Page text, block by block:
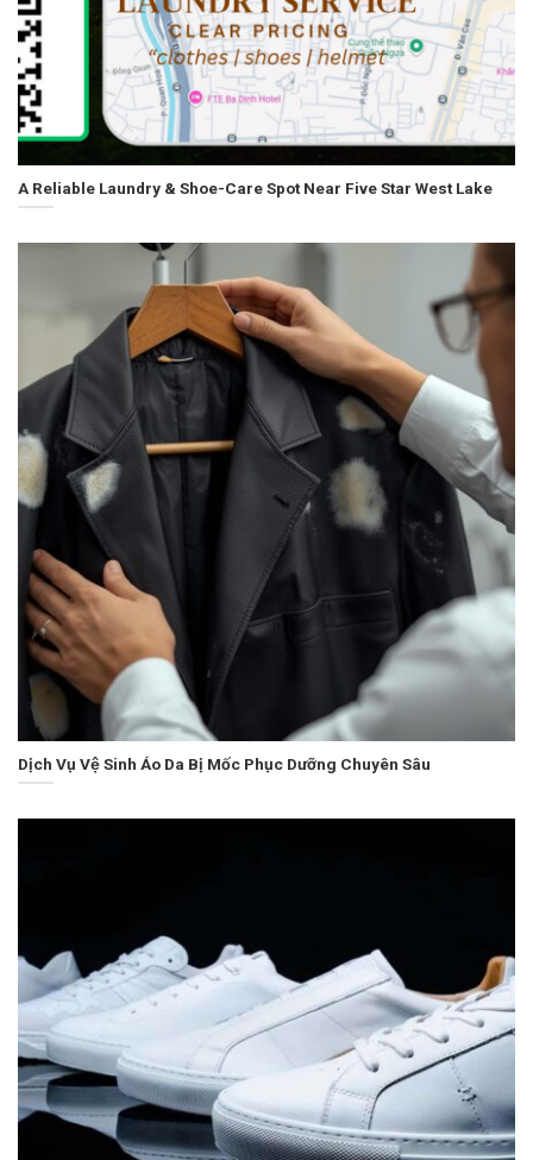
A Reliable Laundry & Shoe-Care Spot Near Five Star West Lake
Dịch Vụ Vệ Sinh Áo Da Bị Mốc Phục Dưỡng Chuyên Sâu